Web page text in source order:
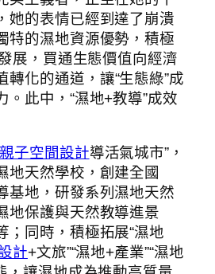
她的表情已經到達了崩潰
特的濕地資源優勢，積極
展，買通生態價值向經濟
轉化的通道，讓“生態綠”成
。此中，“濕地+教導”成效
親子空間設計導活氣城市”，
地天然學校，創建全國
基地，研發系列濕地天然
地保護與天然教導進景
；同時，積極拓展“濕地
計+文旅”“濕地+產業”“濕地